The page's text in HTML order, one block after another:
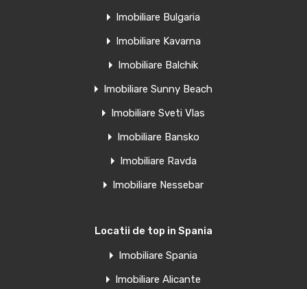
Penthouse de vanzare in Torrevieja,
Suprafață
€185,000 Euro
Penthouse de vanzare in Torrevieja,
Imobiliare Bulgaria
Imobiliare Kavarna
Imobiliare Balchik
Imobiliare Sunny Beach
Imobiliare Sveti Vlas
Imobiliare Bansko
Imobiliare Ravda
Imobiliare Nessebar
Locatii de top in Spania
Imobiliare Spania
Imobiliare Alicante